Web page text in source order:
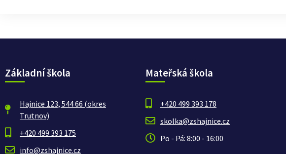
Základní škola
Hajnice 123, 544 66 (okres
Trutnov)
+420 499 393 175
info@zshajnice.cz
Mateřská škola
+420 499 393 178
skolka@zshajnice.cz
Po - Pá: 8:00 - 16:00